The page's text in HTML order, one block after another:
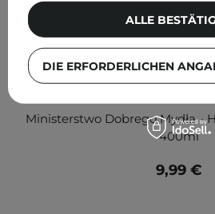
Ministerstwo Dobrego Mydła -
400ml
9,99 €
DIE ERFORDERLICHEN
ALLE